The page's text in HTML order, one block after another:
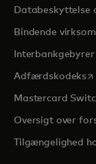
Databeskyttelse
Bindende
Interbankgebyrer
Adfærdskodeks
Mastercard
Oversigt over
Tilgængelighed